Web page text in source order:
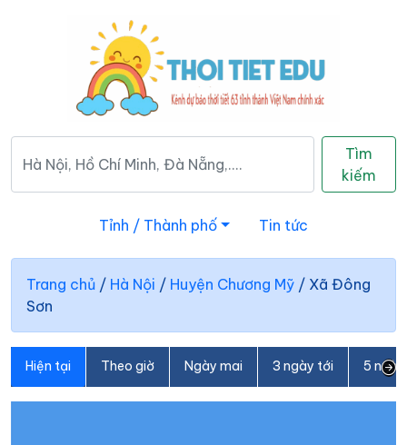
Tìm
kiếm
Tỉnh / Thành phố Tin tức
Trang chủ / Hà Nội / Huyện Chương Mỹ / Xã Đông
Sơn
Hiện tại Theo giờ Ngày mai 3 ngày tới 5